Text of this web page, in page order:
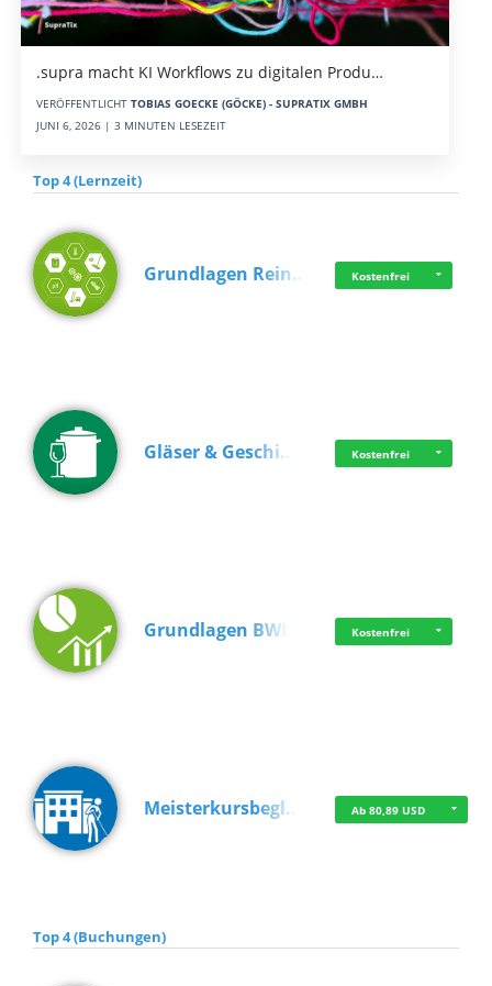
.supra macht KI Workflows zu digitalen Produ…
VERÖFFENTLICHT TOBIAS GOECKE (GÖCKE) - SUPRATIX GMBH
JUNI 6, 2026 | 3 MINUTEN LESEZEIT
Top 4 (Lernzeit)
Grundlagen Rein… Kostenfrei
Gläser & Geschi… Kostenfrei
Grundlagen BWL Kostenfrei
Meisterkursbegl… Ab 80,89 USD
Top 4 (Buchungen)